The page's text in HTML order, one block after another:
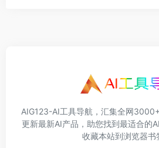
AIG123-AI工具导航，汇集全网
更新最新AI产品，助您找到最适合的
收藏本站到浏览器书